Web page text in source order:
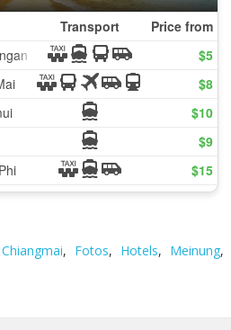
Chiangmai, Fotos, Hotels, Meinung,